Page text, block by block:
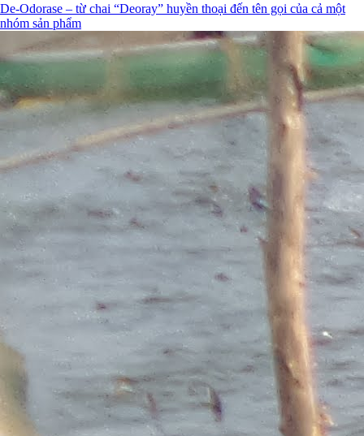
De-Odorase – từ chai “Deoray” huyền thoại đến tên gọi của cả một
nhóm sản phẩm